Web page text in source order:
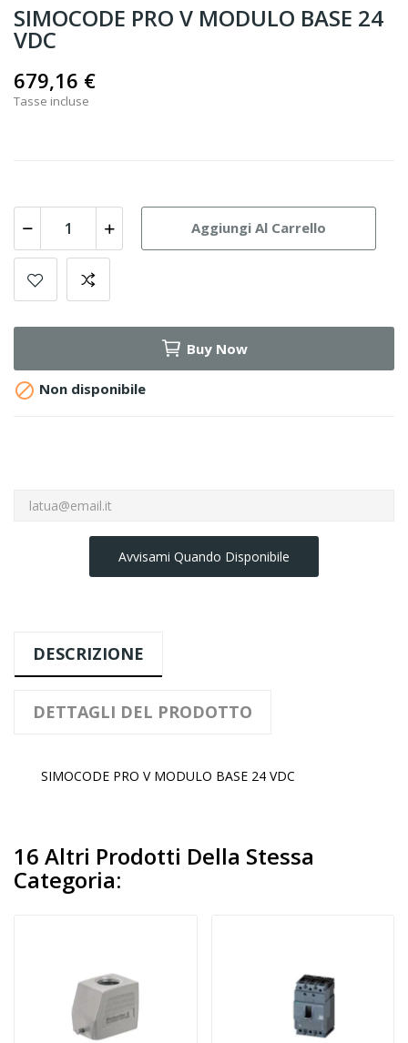
SIMOCODE PRO V MODULO BASE 24
VDC
679,16 €
Tasse incluse
Aggiungi Al Carrello
Buy Now
 Non disponibile
Avvisami Quando Disponibile
DESCRIZIONE
DETTAGLI DEL PRODOTTO
SIMOCODE PRO V MODULO BASE 24 VDC
16 Altri Prodotti Della Stessa
Categoria: